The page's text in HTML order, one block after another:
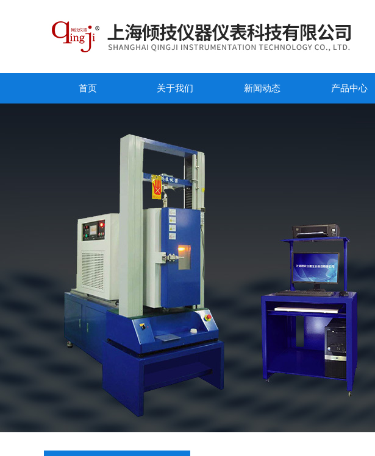
首页 关于我们 新闻动态 产品中心